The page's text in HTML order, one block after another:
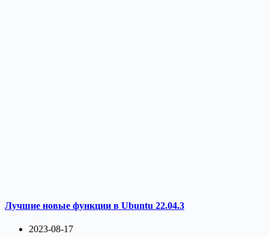
Лучшие новые функции в Ubuntu 22.04.3
2023-08-17